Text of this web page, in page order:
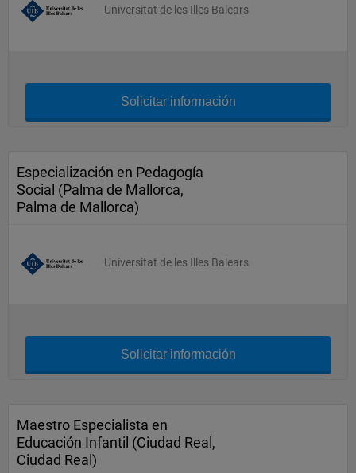
Universitat de les Illes Balears
Solicitar información
Especialización en Pedagogía
Social (Palma de Mallorca,
Palma de Mallorca)
Universitat de les Illes Balears
Solicitar información
Maestro Especialista en
Educación Infantil (Ciudad Real,
Ciudad Real)